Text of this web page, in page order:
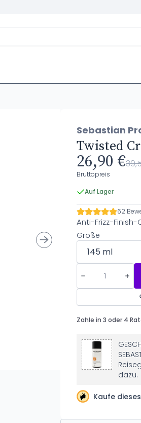
Sebastian
Twisted
26,90 €
Bruttopreis
Auf Lager
62
Anti-Frizz-
Größe
dazu.
Kaufe